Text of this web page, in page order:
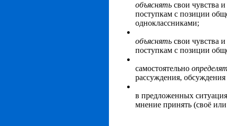
объяснять свои чувства
поступкам с позиции
одноклассниками;
объяснять свои чувства
поступкам с позиции
самостоятельно
рассуждения, обсуждения
в предложенных
мнение принять (своё